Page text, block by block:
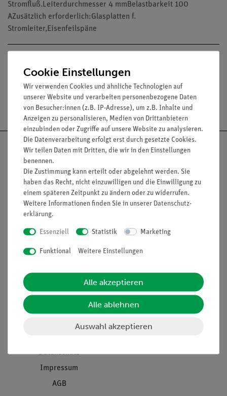
Stromfluß.Leiterdurchmesser 4 mmBelastbarkeit 100
AZusätzlich erforderlich:Glasplatten f.
Stromleiter,Eisenfeilspäne
Versandkostenfrei ab 300,- €
Nach oben
Informationen
Projekte und Lösungen
Presse
Datenschutz
Impressum
AGB
Service
Beratung & Showroom
Inventarisierungs- &
Cookie Einstellungen
Wir verwenden Cookies und ähnliche Technologien auf
unserer Website und verarbeiten personenbezogene Daten
von Besucher:innen (z.B. IP-Adresse), um z.B. Inhalte und
Anzeigen zu personalisieren, Medien von Drittanbietern
einzubinden oder Zugriffe auf unsere Website zu analysieren.
Die Datenverarbeitung erfolgt erst durch gesetzte Cookies.
Wir teilen Daten mit Dritten, die wir in den Einstellungen
benennen.
Die Zustimmung kann erteilt oder abgelehnt werden. Sie
haben das Recht, nicht einzuwilligen und die Einwilligung zu
einem späteren Zeitpunkt zu ändern oder zu widerrufen.
Weitere Informationen finden Sie in unserer Daten­schutz­
erklärung.
Essenziell Statistik Marketing
Funktional Weitere Einstellungen
Alle akzeptieren
Alle ablehnen
Auswahl akzeptieren